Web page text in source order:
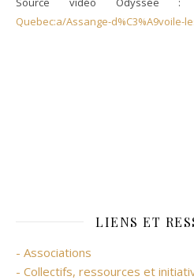
Quebec:a/Assange-d%C3%A9voile-
LIENS ET
- Associations
- Collectifs, ressources et